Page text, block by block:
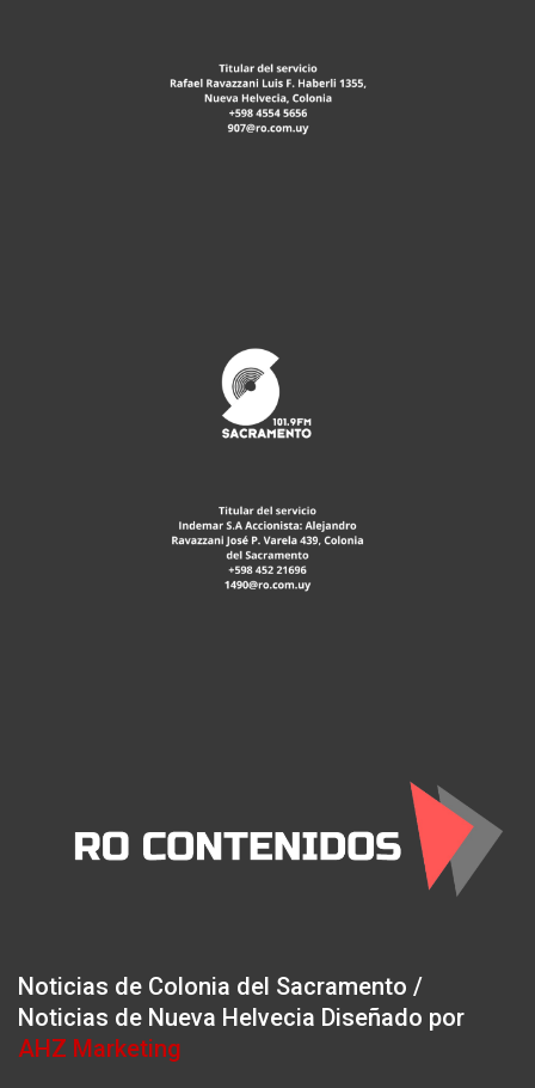
Noticias de Colonia del Sacramento /
Noticias de Nueva Helvecia Diseñado por
AHZ Marketing